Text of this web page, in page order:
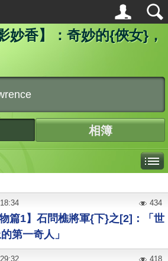
妙香】：奇妙的{俠女}，
相簿
篇1】石問樵將軍{下}之[2]：「世
第一奇人」
434
418